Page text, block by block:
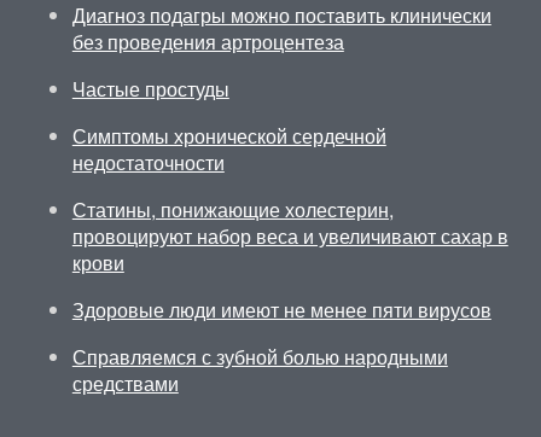
Диагноз подагры можно поставить клинически
без проведения артроцентеза
Частые простуды
Симптомы хронической сердечной
недостаточности
Статины, понижающие холестерин,
провоцируют набор веса и увеличивают сахар в
крови
Здоровые люди имеют не менее пяти вирусов
Справляемся с зубной болью народными
средствами